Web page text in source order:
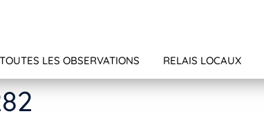
TOUTES LES OBSERVATIONS RELAIS LOCAUX